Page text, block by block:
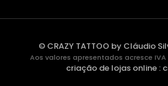
© CRAZY TATTOO by Cláudio
Aos valores apresentados acresce
criação de lojas online: